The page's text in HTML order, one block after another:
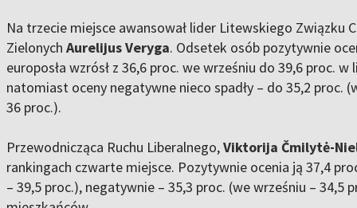
Na trzecie miejsce awansował lider Litewskiego Związku
Zielonych Aurelijus Veryga. Odsetek osób pozytywnie
europosła wzrósł z 36,6 proc. we wrześniu do 39,6 proc. w
natomiast oceny negatywne nieco spadły – do 35,2 proc.
36 proc.).
Przewodnicząca Ruchu Liberalnego,Viktorija Čmilytė-
rankingach czwarte miejsce. Pozytywnie ocenia ją 37,4
– 39,5 proc.), negatywnie – 35,3 proc. (we wrześniu – 34,5